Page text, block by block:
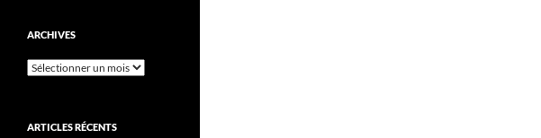
ARCHIVES
Archives
ARTICLES RÉCENTS